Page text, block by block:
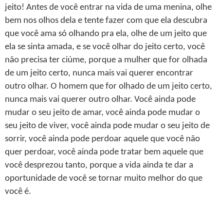
jeito! Antes de você entrar na vida de uma menina, olhe
bem nos olhos dela e tente fazer com que ela descubra
que você ama só olhando pra ela, olhe de um jeito que
ela se sinta amada, e se você olhar do jeito certo, você
não precisa ter ciúme, porque a mulher que for olhada
de um jeito certo, nunca mais vai querer encontrar
outro olhar. O homem que for olhado de um jeito certo,
nunca mais vai querer outro olhar. Você ainda pode
mudar o seu jeito de amar, você ainda pode mudar o
seu jeito de viver, você ainda pode mudar o seu jeito de
sorrir, você ainda pode perdoar aquele que você não
quer perdoar, você ainda pode tratar bem aquele que
você desprezou tanto, porque a vida ainda te dar a
oportunidade de você se tornar muito melhor do que
você é.